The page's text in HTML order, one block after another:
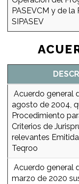
PASEVCM y de
SIPASEV
Acuerdo general
agosto de 2004,
Procedimiento
Criterios de
relevantes
Teqroo
Acuerdo general
marzo de 2020